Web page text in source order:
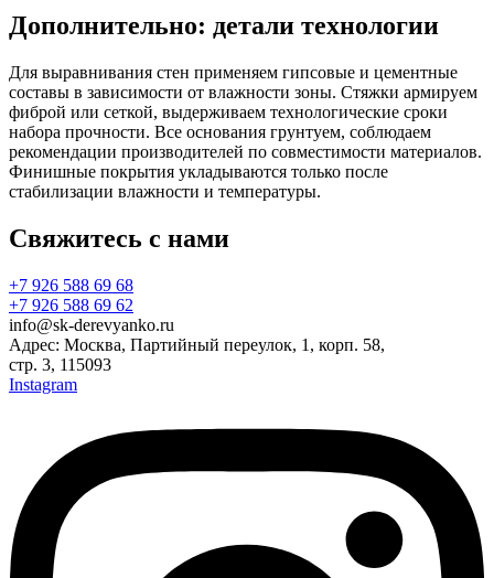
Дополнительно: детали технологии
Для выравнивания стен применяем гипсовые и цементные
составы в зависимости от влажности зоны. Стяжки армируем
фиброй или сеткой, выдерживаем технологические сроки
набора прочности. Все основания грунтуем, соблюдаем
рекомендации производителей по совместимости материалов.
Финишные покрытия укладываются только после
стабилизации влажности и температуры.
Свяжитесь с нами
+7 926 588 69 68
+7 926 588 69 62
info@sk-derevyanko.ru
Адрес: Москва, Партийный переулок, 1, корп. 58,
стр. 3, 115093
Instagram